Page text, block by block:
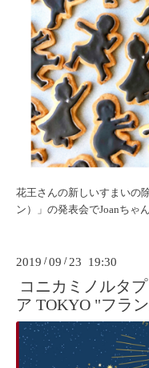
花王さんの新しいすまいの
ン）」 の発表会でJoanちゃ
2019 /09 /23 19:30
コニカミノルタ
ア TOKYO "フラ